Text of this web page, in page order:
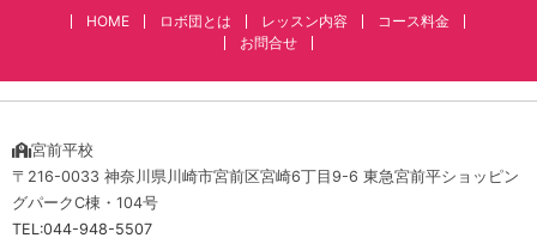
HOME ロボ団とは レッスン内容
コース料金
お問合せ
宮前平校
〒216-0033 神奈川県川崎市宮前区宮崎6丁目9-6 東急宮前平ショッピン
グパークC棟・104号
TEL:044-948-5507